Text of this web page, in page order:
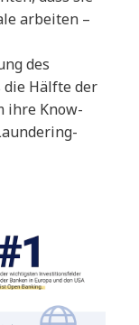
arbeiten –
des
die Hälfte der
ihre Know-